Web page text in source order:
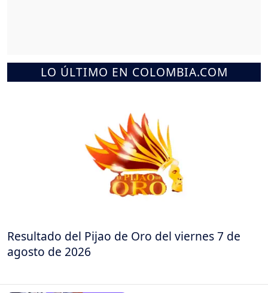
LO ÚLTIMO EN COLOMBIA.COM
Resultado del Pijao de Oro del viernes 7 de
agosto de 2026